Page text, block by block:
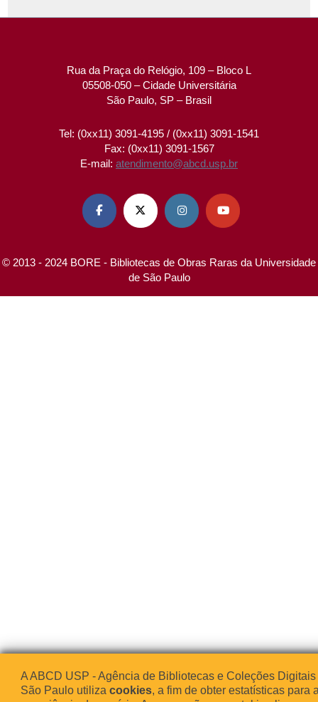
Rua da Praça do Relógio, 109 – Bloco L
05508-050 – Cidade Universitária
São Paulo, SP – Brasil
Tel: (0xx11) 3091-4195 / (0xx11) 3091-1541
Fax: (0xx11) 3091-1567
E-mail: atendimento@abcd.usp.br
   
© 2013 - 2024 BORE - Bibliotecas de Obras Raras da Universidade
de São Paulo
A ABCD USP - Agência de Bibliotecas e Coleções
São Paulo utiliza cookies, a fim de obter estatísticas para